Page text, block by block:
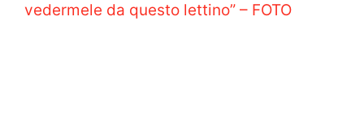
vedermele da questo lettino” – FOTO